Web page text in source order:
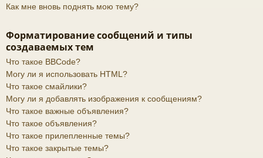
Как мне вновь поднять мою тему?
Форматирование сообщений и типы
создаваемых тем
Что такое BBCode?
Могу ли я использовать HTML?
Что такое смайлики?
Могу ли я добавлять изображения к сообщениям?
Что такое важные объявления?
Что такое объявления?
Что такое прилепленные темы?
Что такое закрытые темы?